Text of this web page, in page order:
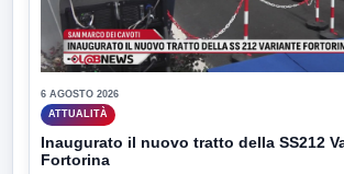
6 AGOSTO 2026
ATTUALITÀ
Inaugurato il nuovo tratto della SS212
Fortorina